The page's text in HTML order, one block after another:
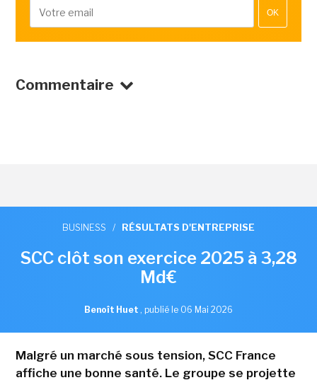
OK
Commentaire
BUSINESS / RÉSULTATS D'ENTREPRISE
SCC clôt son exercice 2025 à 3,28
Md€
Benoît Huet , publié le 06 Mai 2026
Malgré un marché sous tension, SCC France
affiche une bonne santé. Le groupe se projette